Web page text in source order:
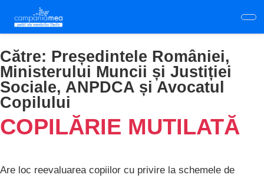
main
content
Către: Președintele României,
Ministerului Muncii și Justiției
Sociale, ANPDCA și Avocatul
Copilului
COPILĂRIE MUTILATĂ
Are loc reevaluarea copiilor cu privire la schemele de